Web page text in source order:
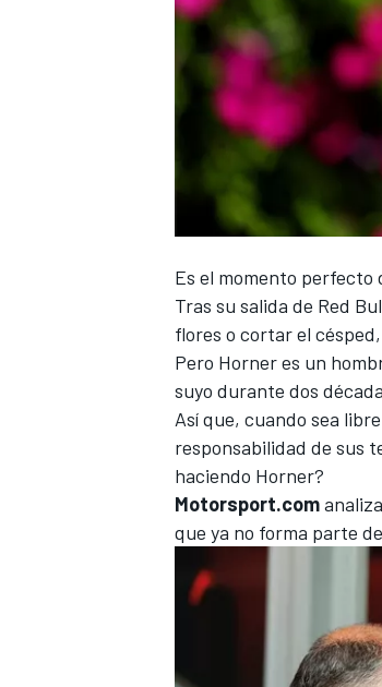
NASCAR CUP
FÓRMULA E
Es el momento perfecto
Tras su salida de Red
flores o cortar el
Pero Horner es un
suyo durante dos
Así que, cuando sea
responsabilidad de sus
haciendo Horner?
Motorsport.com
que ya no forma parte